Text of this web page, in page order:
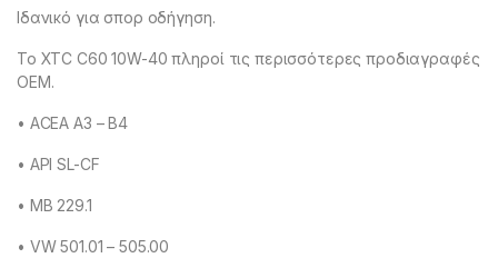
Ιδανικό για σπορ οδήγηση.
To XTC C60 10W-40 πληροί τις περισσότερες προδιαγραφές
OEM.
• ACEA A3 – B4
• API SL-CF
• MB 229.1
• VW 501.01 – 505.00